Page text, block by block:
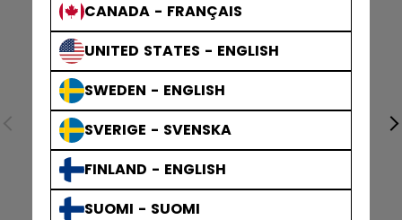
CANADA - FRANÇAIS
UNITED STATES - ENGLISH
SWEDEN - ENGLISH
SVERIGE - SVENSKA
FINLAND - ENGLISH
SUOMI - SUOMI